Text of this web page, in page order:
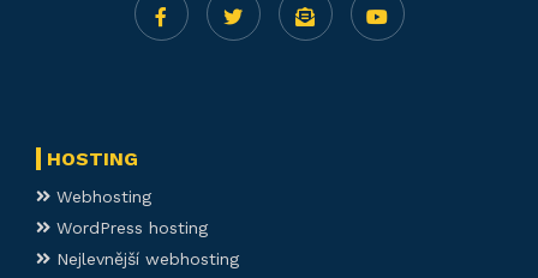
HOSTING
Webhosting
WordPress hosting
Nejlevnější webhosting